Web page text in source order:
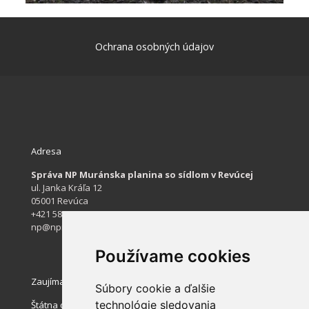
Používame cookies
Súbory cookie a ďalšie
technológie sledovania
Ochrana osobných údajov
Adresa
Správa NP Muránska planina so sídlom v Revúcej
ul. Janka Kráľa 12
05001 Revúca
+421 584 422 061
np@npmuranskaplanina.sk
Zaujímavé stránky
Štátna ochrana prírody SR